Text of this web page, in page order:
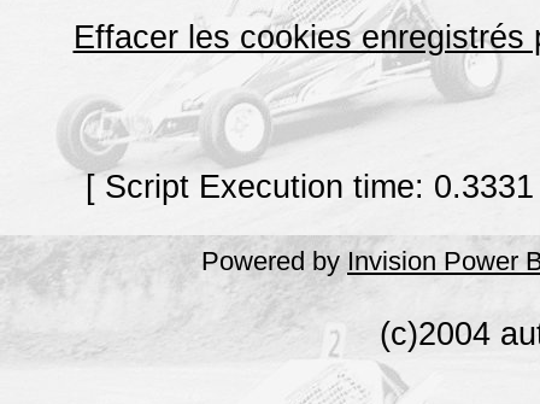
Effacer les cookies enregistrés
[ Script Execution time:
Powered by Invision Power
(c)2004